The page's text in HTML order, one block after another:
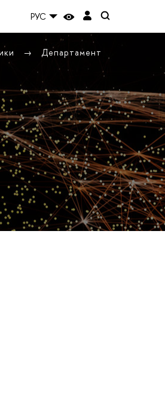
РУС
Департамент